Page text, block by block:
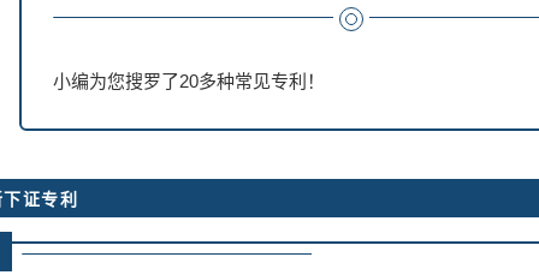
小编为您搜罗了20多种常见专利！
证专利